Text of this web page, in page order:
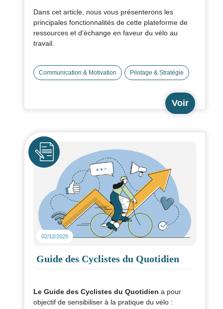
Dans cet article, nous vous présenterons les
principales fonctionnalités de cette plateforme de
ressources et d'échange en faveur du vélo au
travail.
Communication & Motivation Pilotage & Stratégie
Voir
Icône
02/12/2025
Guide des Cyclistes du Quotidien
Le Guide des Cyclistes du Quotidien a pour
objectif de sensibiliser à la pratique du vélo :